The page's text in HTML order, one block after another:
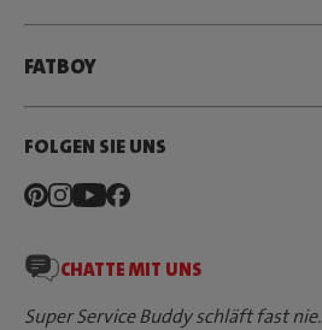
FATBOY
FOLGEN SIE UNS
CHATTE MIT UNS
Super Service Buddy schläft fast nie.